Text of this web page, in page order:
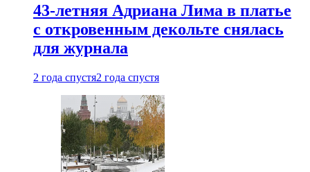
43-летняя Адриана Лима в платье
с откровенным декольте снялась
для журнала
2 года спустя2 года спустя